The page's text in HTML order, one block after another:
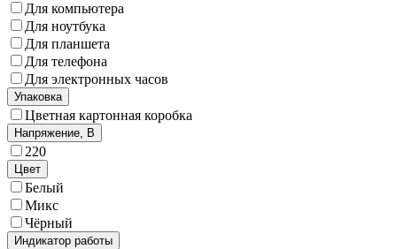
Для компьютера
Для ноутбука
Для планшета
Для телефона
Для электронных часов
Упаковка
Цветная картонная коробка
Напряжение, В
220
Цвет
Белый
Микс
Чёрный
Индикатор работы